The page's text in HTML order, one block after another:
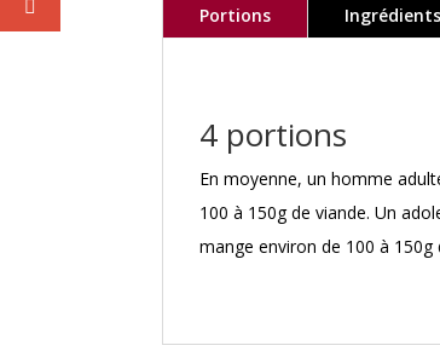
Portions Ingrédients
4 portions
En moyenne, un homme
100 à 150g de viande. Un
mange environ de 100 à